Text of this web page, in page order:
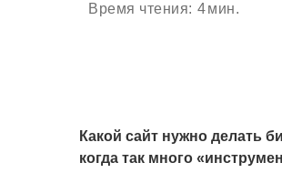
Время чтения: 4мин.
Какой сайт нужно делать
когда так много